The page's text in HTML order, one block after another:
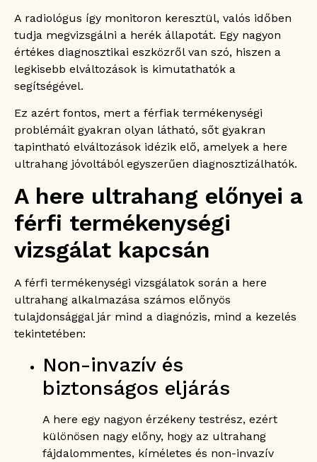
A radiológus így monitoron keresztül, valós időben
tudja megvizsgálni a herék állapotát. Egy nagyon
értékes diagnosztikai eszközről van szó, hiszen a
legkisebb elváltozások is kimutathatók a
segítségével.
Ez azért fontos, mert a férfiak termékenységi
problémáit gyakran olyan látható, sőt gyakran
tapintható elváltozások idézik elő, amelyek a here
ultrahang jóvoltából egyszerűen diagnosztizálhatók.
A here ultrahang előnyei a
férfi termékenységi
vizsgálat kapcsán
A férfi termékenységi vizsgálatok során a here
ultrahang alkalmazása számos előnyös
tulajdonsággal jár mind a diagnózis, mind a kezelés
tekintetében:
Non-invazív és
biztonságos eljárás
A here egy nagyon érzékeny testrész, ezért
különösen nagy előny, hogy az ultrahang
fájdalommentes, kíméletes és non-invazív